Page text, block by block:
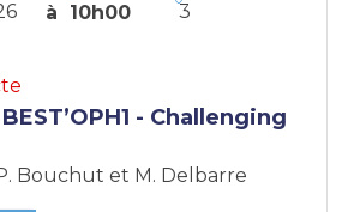
à 10h00
3
- Challenging
Bouchut et M. Delbarre